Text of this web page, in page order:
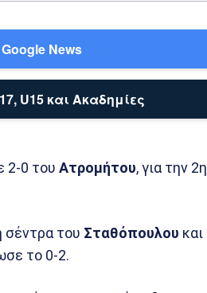
News
U15 και Ακαδημίες
2-0 του Ατρομήτου, για την 2η
σέντρα του Σταθόπουλου και
το 0-2.